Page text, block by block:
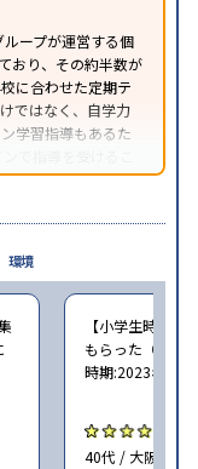
ープが運営する個
おり、その約半数が
に合わせた定期テ
ではなく、自学力
学習指導もあるた
で指導を受けるこ
【小学生時の通
もらった（小学
時期:2023年3月
40代 / 大阪府 女
環境